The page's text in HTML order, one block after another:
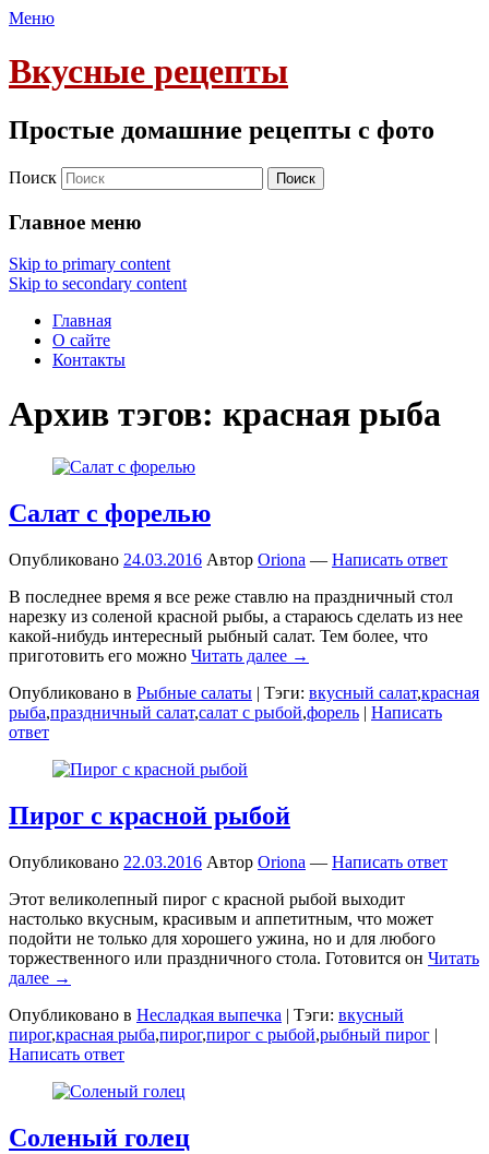
Меню
Вкусные рецепты
Простые домашние рецепты с фото
Поиск
Главное меню
Skip to primary content
Skip to secondary content
Главная
О сайте
Контакты
Архив тэгов: красная рыба
Салат с форелью
Опубликовано 24.03.2016 Автор Oriona — Написать ответ
В последнее время я все реже ставлю на праздничный стол
нарезку из соленой красной рыбы, а стараюсь сделать из нее
какой-нибудь интересный рыбный салат. Тем более, что
приготовить его можно Читать далее →
Опубликовано в Рыбные салаты | Тэги: вкусный салат,красная
рыба,праздничный салат,салат с рыбой,форель | Написать
ответ
Пирог с красной рыбой
Опубликовано 22.03.2016 Автор Oriona — Написать ответ
Этот великолепный пирог с красной рыбой выходит
настолько вкусным, красивым и аппетитным, что может
подойти не только для хорошего ужина, но и для любого
торжественного или праздничного стола. Готовится он Читать
далее →
Опубликовано в Несладкая выпечка | Тэги: вкусный
пирог,красная рыба,пирог,пирог с рыбой,рыбный пирог |
Написать ответ
Соленый голец